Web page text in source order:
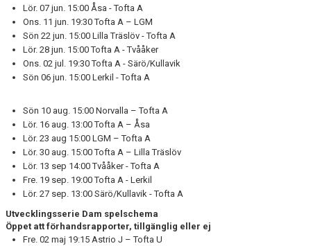
Lör. 07 jun. 15:00 Åsa - Tofta A
Ons. 11 jun. 19:30 Tofta A – LGM
Sön 22 jun. 15:00 Lilla Träslöv - Tofta A
Lör. 28 jun. 15:00 Tofta A - Tvååker
Ons. 02 jul. 19:30 Tofta A - Särö/Kullavik
Sön 06 jun. 15:00 Lerkil - Tofta A
Sön 10 aug. 15:00 Norvalla – Tofta A
Lör. 16 aug. 13:00 Tofta A – Åsa
Lör. 23 aug 15:00 LGM – Tofta A
Lör. 30 aug. 15:00 Tofta A – Lilla Träslöv
Lör. 13 sep 14:00 Tvååker - Tofta A
Fre. 19 sep. 19:00 Tofta A - Lerkil
Lör. 27 sep. 13:00 Särö/Kullavik - Tofta A
Utvecklingsserie Dam spelschema
Öppet att förhandsrapporter, tillgänglig eller ej
Fre. 02 maj 19:15 Astrio J – Tofta U